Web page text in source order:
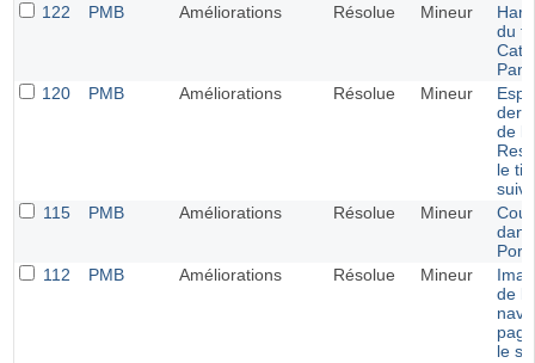
122
PMB Améliorations Résolue Mineur
du
120
PMB Améliorations Résolue Mineur
de
le
115
PMB Améliorations Résolue Mineur
112
PMB Améliorations Résolue Mineur
de
le